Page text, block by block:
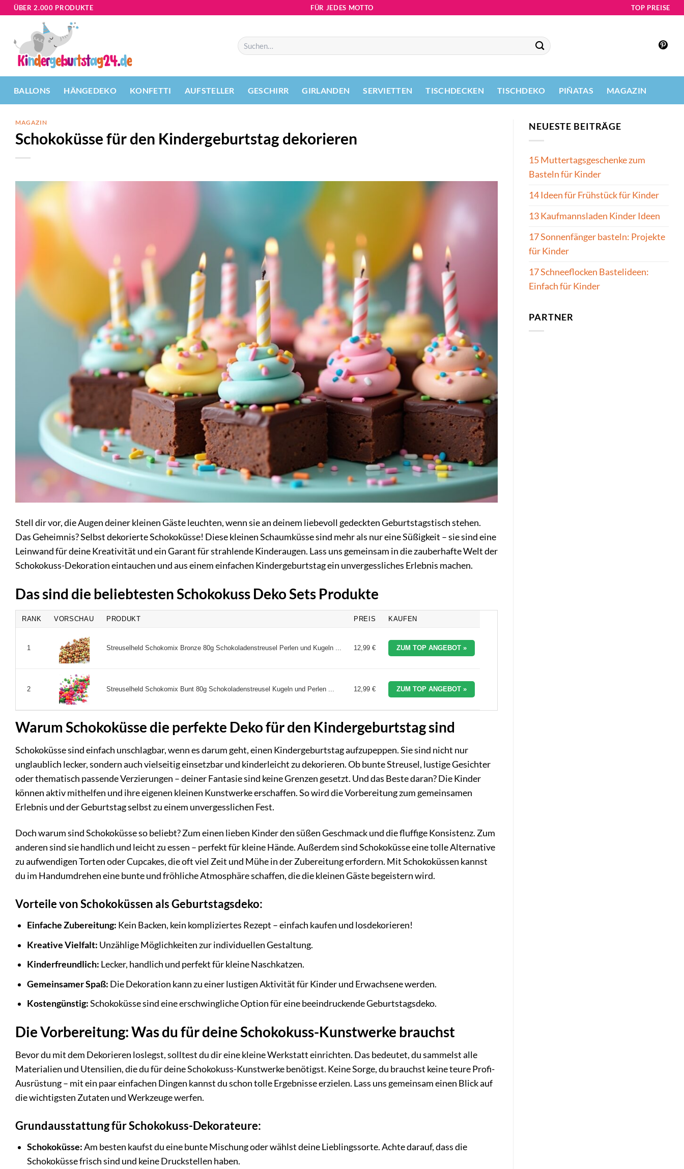
Zum
springen
ÜBER 2.000 PRODUKTE FÜR JEDES MOTTO TOP PREISE
Suchen
nach:
BALLONS HÄNGEDEKO KONFETTI AUFSTELLER GESCHIRR GIRLANDEN SERVIETTEN TISCHDECKEN TISCHDEKO PIÑATAS MAGAZIN
MAGAZIN
Schokoküsse für den Kindergeburtstag dekorieren
Stell dir vor, die Augen deiner kleinen Gäste leuchten, wenn sie an deinem liebevoll gedeckten Geburtstagstisch stehen.
Das Geheimnis? Selbst dekorierte Schokoküsse! Diese kleinen Schaumküsse sind mehr als nur eine Süßigkeit – sie sind eine
Leinwand für deine Kreativität und ein Garant für strahlende Kinderaugen. Lass uns gemeinsam in die zauberhafte Welt der
Schokokuss-Dekoration eintauchen und aus einem einfachen Kindergeburtstag ein unvergessliches Erlebnis machen.
Das sind die beliebtesten Schokokuss Deko Sets Produkte
RANK VORSCHAU PRODUKT PREIS KAUFEN
1 Streuselheld Schokomix Bronze 80g Schokoladenstreusel Perlen und Kugeln ... 12,99 € ZUM TOP ANGEBOT »
2 Streuselheld Schokomix Bunt 80g Schokoladenstreusel Kugeln und Perlen ... 12,99 € ZUM TOP ANGEBOT »
Warum Schokoküsse die perfekte Deko für den Kindergeburtstag sind
Schokoküsse sind einfach unschlagbar, wenn es darum geht, einen Kindergeburtstag aufzupeppen. Sie sind nicht nur
unglaublich lecker, sondern auch vielseitig einsetzbar und kinderleicht zu dekorieren. Ob bunte Streusel, lustige Gesichter
oder thematisch passende Verzierungen – deiner Fantasie sind keine Grenzen gesetzt. Und das Beste daran? Die Kinder
können aktiv mithelfen und ihre eigenen kleinen Kunstwerke erschaffen. So wird die Vorbereitung zum gemeinsamen
Erlebnis und der Geburtstag selbst zu einem unvergesslichen Fest.
Doch warum sind Schokoküsse so beliebt? Zum einen lieben Kinder den süßen Geschmack und die fluffige Konsistenz. Zum
anderen sind sie handlich und leicht zu essen – perfekt für kleine Hände. Außerdem sind Schokoküsse eine tolle Alternative
zu aufwendigen Torten oder Cupcakes, die oft viel Zeit und Mühe in der Zubereitung erfordern. Mit Schokoküssen kannst
du im Handumdrehen eine bunte und fröhliche Atmosphäre schaffen, die die kleinen Gäste begeistern wird.
Vorteile von Schokoküssen als Geburtstagsdeko:
Einfache Zubereitung: Kein Backen, kein kompliziertes Rezept – einfach kaufen und losdekorieren!
Kreative Vielfalt: Unzählige Möglichkeiten zur individuellen Gestaltung.
Kinderfreundlich: Lecker, handlich und perfekt für kleine Naschkatzen.
Gemeinsamer Spaß: Die Dekoration kann zu einer lustigen Aktivität für Kinder und Erwachsene werden.
Kostengünstig:Schokoküsse sind eine erschwingliche Option für eine beeindruckende Geburtstagsdeko.
Die Vorbereitung: Was du für deine Schokokuss-Kunstwerke brauchst
Bevor du mit dem Dekorieren loslegst, solltest du dir eine kleine Werkstatt einrichten. Das bedeutet, du sammelst alle
Materialien und Utensilien, die du für deine Schokokuss-Kunstwerke benötigst. Keine Sorge, du brauchst keine teure Profi-
Ausrüstung – mit ein paar einfachen Dingen kannst du schon tolle Ergebnisse erzielen. Lass uns gemeinsam einen Blick auf
die wichtigsten Zutaten und Werkzeuge werfen.
Grundausstattung für Schokokuss-Dekorateure:
Schokoküsse:Am besten kaufst du eine bunte Mischung oder wählst deine Lieblingssorte. Achte darauf, dass die
Schokoküsse frisch sind und keine Druckstellen haben.
NEUESTE BEITRÄGE
15 Muttertagsgeschenke zum
Basteln für Kinder
14 Ideen für Frühstück für Kinder
13 Kaufmannsladen Kinder Ideen
17 Sonnenfänger basteln: Projekte
für Kinder
17 Schneeflocken Bastelideen:
Einfach für Kinder
PARTNER